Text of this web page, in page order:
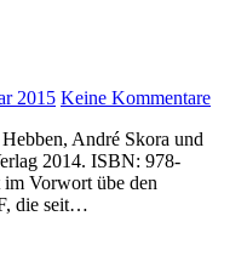
2015 Keine Kommentare
2014. ISBN: 978-
Vorwort übe den
die seit…